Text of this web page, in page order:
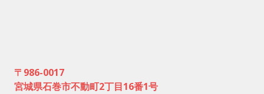
〒986-0017
宮城県石巻市不動町2丁目16番1号